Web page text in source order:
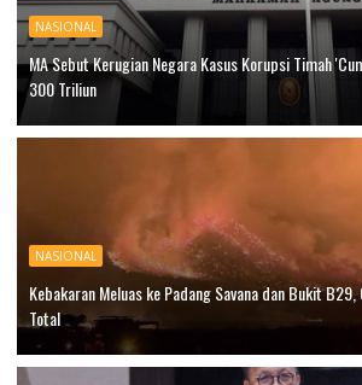
NASIONAL
MA Sebut Kerugian Negara Kasus Korupsi Timah
300 Triliun
NASIONAL
Kebakaran Meluas ke Padang Savana dan Bukit
Total